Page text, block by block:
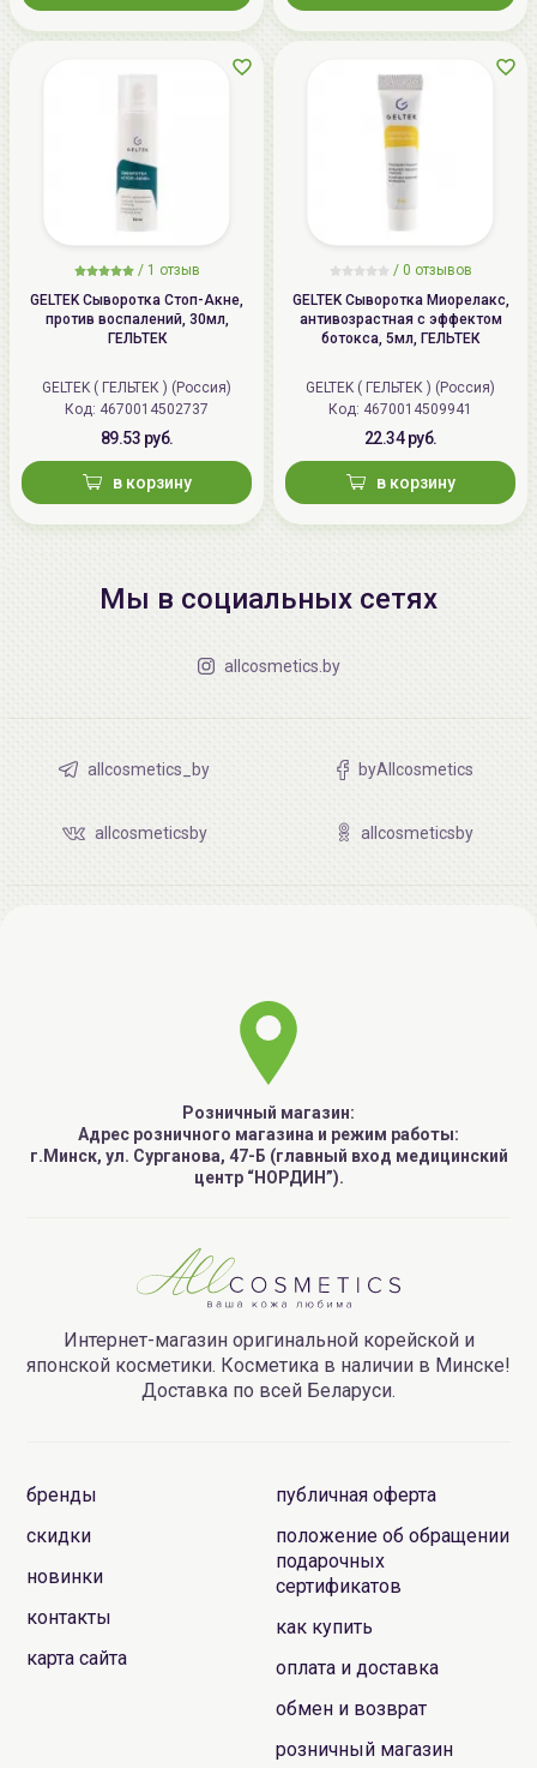
/ 1 отзыв
GELTEK Сыворотка Стоп-Акне,
против воспалений, 30мл,
ГЕЛЬТЕК
GELTEK ( ГЕЛЬТЕК ) (Россия)
Код: 4670014502737
89.53 руб.
в корзину
/ 0 отзывов
GELTEK Сыворотка Миорелакс,
антивозрастная с эффектом
ботокса, 5мл, ГЕЛЬТЕК
GELTEK ( ГЕЛЬТЕК ) (Россия)
Код: 4670014509941
22.34 руб.
в корзину
Мы в социальных сетях
allcosmetics.by
allcosmetics_by byAllcosmetics
allcosmeticsby allcosmeticsby
Розничный магазин:
Адрес розничного магазина и режим работы:
г.Минск, ул. Сурганова, 47-Б (главный вход медицинский
центр “НОРДИН”).
Интернет-магазин оригинальной корейской и
японской косметики. Косметика в наличии в Минске!
Доставка по всей Беларуси.
бренды
скидки
новинки
контакты
карта сайта
публичная оферта
положение об обращении
подарочных
сертификатов
как купить
оплата и доставка
обмен и возврат
розничный магазин